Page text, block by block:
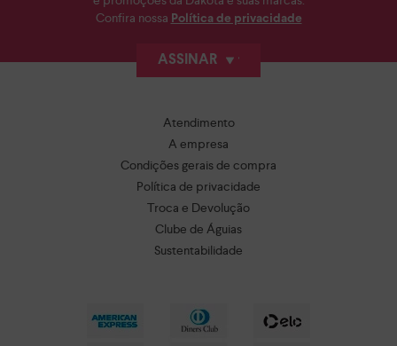
Confira nossa Política de privacidade
ASSINAR
Atendimento
A empresa
Condições gerais de compra
Política de privacidade
Troca e Devolução
Clube de Águias
Sustentabilidade